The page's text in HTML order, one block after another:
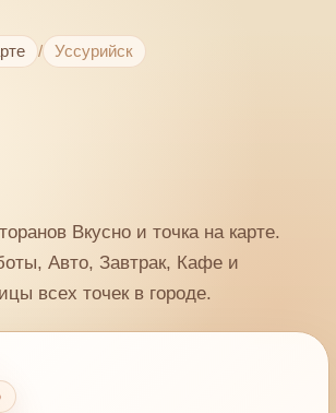
/ Уссурийск
Вкусно и точка на карте.
Авто, Завтрак, Кафе и
всех точек в городе.